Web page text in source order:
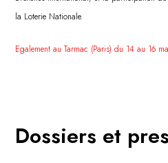
la Loterie Nationale.
Egalement au Tarmac (Paris) du 14 au 16
Dossiers et